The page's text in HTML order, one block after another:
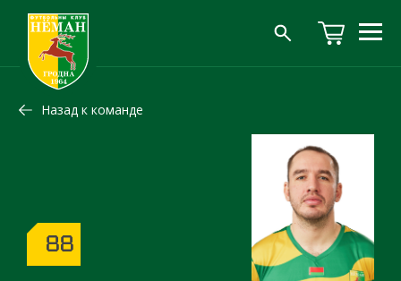
Назад к команде
88